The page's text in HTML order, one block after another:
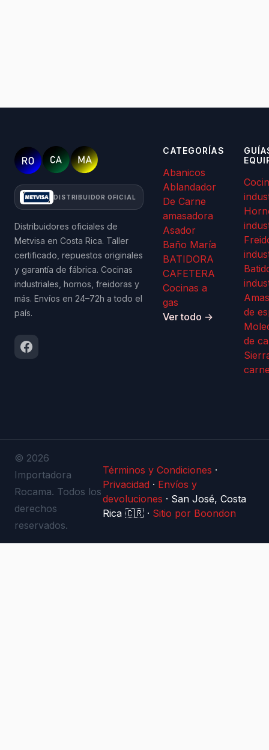
DISTRIBUIDOR OFICIAL
Distribuidores oficiales de
Metvisa en Costa Rica. Taller
certificado, repuestos originales
y garantía de fábrica. Cocinas
industriales, hornos, freidoras y
más. Envíos en 24–72h a todo el
país.
CATEGORÍAS
Abanicos
Ablandador
De Carne
amasadora
Asador
Baño María
BATIDORA
CAFETERA
Cocinas a
gas
Ver todo →
de
de
© 2026
Importadora
Rocama. Todos los
derechos
reservados.
Términos y Condiciones ·
Privacidad · Envíos y
devoluciones · San José, Costa
Rica 🇨🇷 · Sitio por Boondon